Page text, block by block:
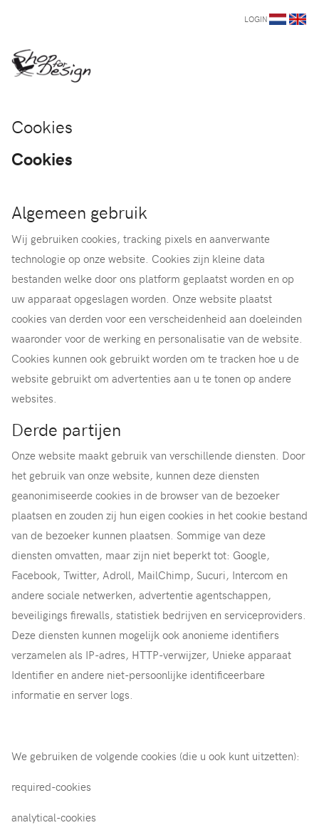
LOGIN
Cookies
Cookies
Algemeen gebruik
Wij gebruiken cookies, tracking pixels en aanverwante
technologie op onze website. Cookies zijn kleine data
bestanden welke door ons platform geplaatst worden en op
uw apparaat opgeslagen worden. Onze website plaatst
cookies van derden voor een verscheidenheid aan doeleinden
waaronder voor de werking en personalisatie van de website.
Cookies kunnen ook gebruikt worden om te tracken hoe u de
website gebruikt om advertenties aan u te tonen op andere
websites.
Derde partijen
Onze website maakt gebruik van verschillende diensten. Door
het gebruik van onze website, kunnen deze diensten
geanonimiseerde cookies in de browser van de bezoeker
plaatsen en zouden zij hun eigen cookies in het cookie bestand
van de bezoeker kunnen plaatsen. Sommige van deze
diensten omvatten, maar zijn niet beperkt tot: Google,
Facebook, Twitter, Adroll, MailChimp, Sucuri, Intercom en
andere sociale netwerken, advertentie agentschappen,
beveiligings firewalls, statistiek bedrijven en serviceproviders.
Deze diensten kunnen mogelijk ook anonieme identifiers
verzamelen als IP-adres, HTTP-verwijzer, Unieke apparaat
Identifier en andere niet-persoonlijke identificeerbare
informatie en server logs.
We gebruiken de volgende cookies (die u ook kunt uitzetten):
required-cookies
analytical-cookies